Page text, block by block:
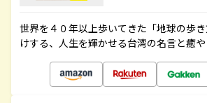
世界を４０年以上歩いてきた「地球の歩
けする、人生を輝かせる台湾の名言と癒